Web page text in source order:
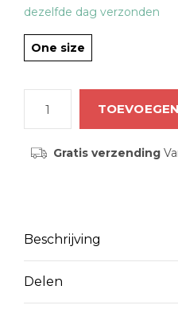
dezelfde dag verzonden
One size
Gratis verzending
Beschrijving
Delen